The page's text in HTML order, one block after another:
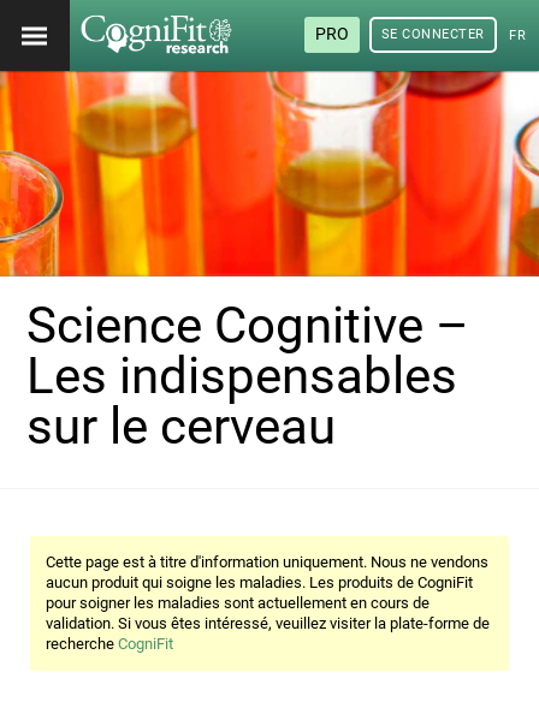
PRO SE CONNECTER
Science Cognitive –
Les indispensables
sur le cerveau
Cette page est à titre d'information uniquement. Nous ne vendons
aucun produit qui soigne les maladies. Les produits de CogniFit
pour soigner les maladies sont actuellement en cours de
validation. Si vous êtes intéressé, veuillez visiter la plate-forme de
rechercheCogniFit